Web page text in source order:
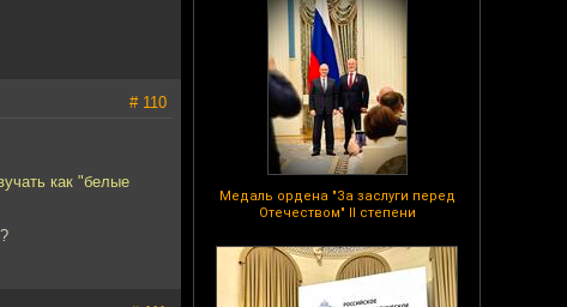
Медаль ордена "За заслуги перед
Отечеством" II степени
# 110
как "белые